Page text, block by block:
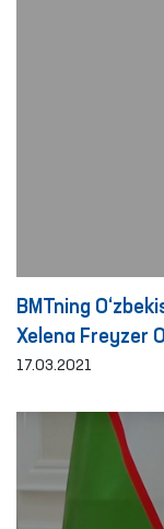
BMTning
Xelena Freyzer
berilgani bilan
Ombudsmanga
17.03.2021